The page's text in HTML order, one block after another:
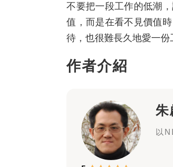
不要把一段工作的低潮
值，而是在看不見價值
待，也很難長久地愛一份
作者介紹
朱
以